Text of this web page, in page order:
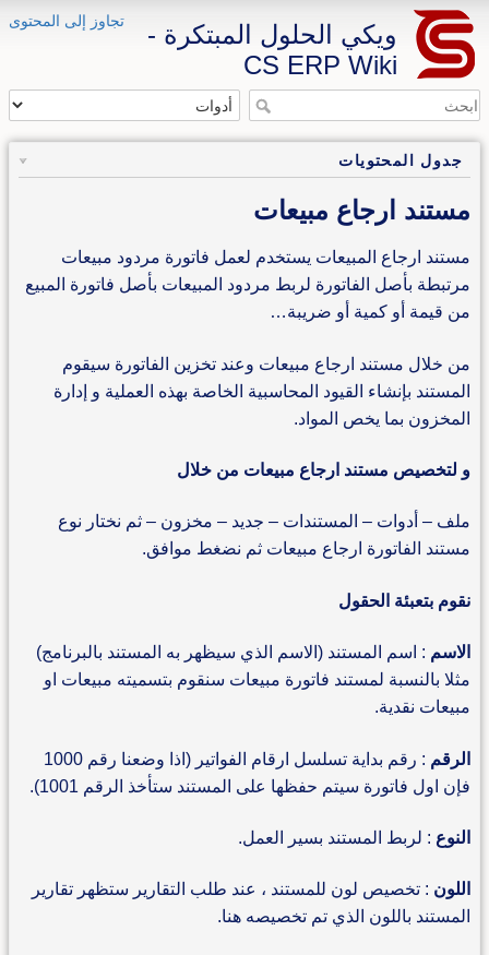
تجاوز إلى المحتوى
ويكي الحلول المبتكرة -
CS ERP Wiki
جدول المحتويات
مستند ارجاع مبيعات
مستند ارجاع المبيعات يستخدم لعمل فاتورة مردود مبيعات
مرتبطة بأصل الفاتورة لربط مردود المبيعات بأصل فاتورة المبيع
من قيمة أو كمية أو ضريبة…
من خلال مستند ارجاع مبيعات وعند تخزين الفاتورة سيقوم
المستند بإنشاء القيود المحاسبية الخاصة بهذه العملية و إدارة
المخزون بما يخص المواد.
و لتخصيص مستند ارجاع مبيعات من خلال
ملف – أدوات – المستندات – جديد – مخزون – ثم نختار نوع
مستند الفاتورة ارجاع مبيعات ثم نضغط موافق.
نقوم بتعبئة الحقول
الاسم : اسم المستند (الاسم الذي سيظهر به المستند بالبرنامج)
مثلا بالنسبة لمستند فاتورة مبيعات سنقوم بتسميته مبيعات او
مبيعات نقدية.
الرقم
: رقم بداية تسلسل ارقام الفواتير (اذا وضعنا رقم 1000
فإن اول فاتورة سيتم حفظها على المستند ستأخذ الرقم 1001).
النوع : لربط المستند بسير العمل.
اللون : تخصيص لون للمستند ، عند طلب التقارير ستظهر تقارير
المستند باللون الذي تم تخصيصه هنا.